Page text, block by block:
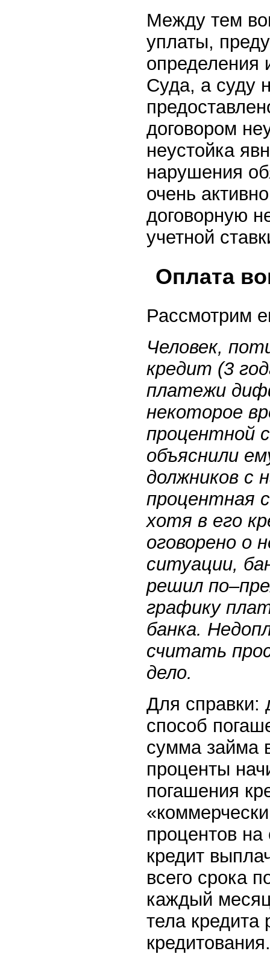
Между тем
уплаты,
определения
Суда, а суду
договором
неустойка
нарушения
очень
договорную
учетной
Оплата
Рассмотрим
Человек,
кредит (3
платежи
некоторое
процентной
объяснили
должников с
процентная
хотя в его
оговорено о
ситуации,
решил
графику
банка.
считать
дело.
Для справки:
способ
сумма займа
проценты
погашения
процентов
кредит
всего срока
каждый
тела кредита
кредитования.